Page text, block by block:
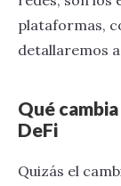
plataformas,
detallaremos
Qué
DeFi
Quizás el